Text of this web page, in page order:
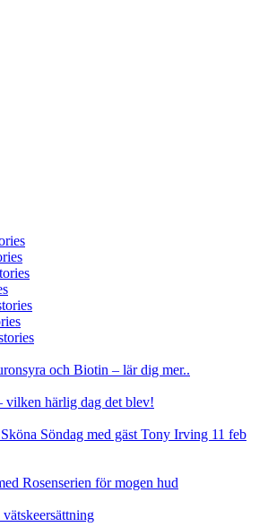
och Biotin – lär dig mer..
vilken härlig dag det blev!
Söndag med gäst Tony Irving 11 feb
Rosenserien för mogen hud